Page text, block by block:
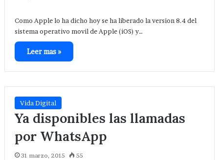
Como Apple lo ha dicho hoy se ha liberado la version 8.4 del
sistema operativo movil de Apple (iOS) y…
Leer mas »
Vida Digital
Ya disponibles las llamadas
por WhatsApp
31 marzo, 2015 55